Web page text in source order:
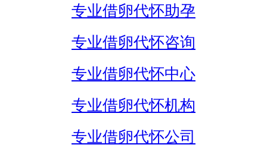
专业借卵代怀助孕
专业借卵代怀咨询
专业借卵代怀中心
专业借卵代怀机构
专业借卵代怀公司